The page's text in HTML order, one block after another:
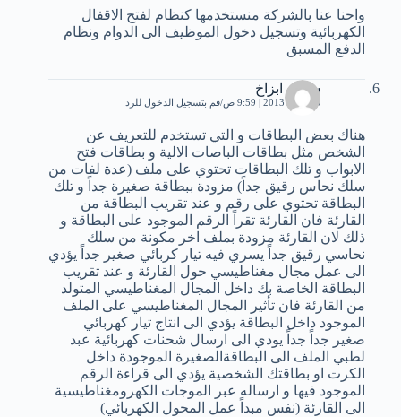
واحنا عنا بالشركة منستخدمها كنظام لفتح الاقفال
الكهربائية وتسجيل دخول الموظيف الى الدوام ونظام
الدفع المسبق
سيدار ابزاخ
26 مايو، 2013 | 9:59 ص قم بتسجيل الدخول للرد
هناك بعض البطاقات و التي تستخدم للتعريف عن
الشخص مثل بطاقات الباصات الالية و بطاقات فتح
الابواب و تلك البطاقات تحتوي على ملف (عدة لفات من
سلك نحاس رقيق جداً) مزودة ببطاقة صغيرة جداً و تلك
البطاقة تحتوي على رقم و عند تقريب البطاقة من
القارئة فان القارئة تقراً الرقم الموجود على البطاقة و
ذلك لان القارئة مزودة بملف اخر مكونة من سلك
نحاسي رقيق جداً يسري فيه تيار كربائي صغير جداً يؤدي
الى عمل مجال مغناطيسي حول القارئة و عند تقريب
البطاقة الخاصة بك داخل المجال المغناطيسي المتولد
من القارئة فان تأثير المجال المغناطيسي على الملف
الموجود داخل البطاقة يؤدي الى انتاج تيار كهربائي
صغير جداً جداً يودي الى ارسال شحنات كهربائية عبد
لطبي الملف الى البطاقةالصغيرة الموجودة داخل
الكرت او بطاقتك الشخصية يؤدي الى قراءة الرقم
الموجود فيها و ارساله عبر الموجات الكهرومغناطيسية
الى القارئة (نفس مبداً عمل المحول الكهربائي)